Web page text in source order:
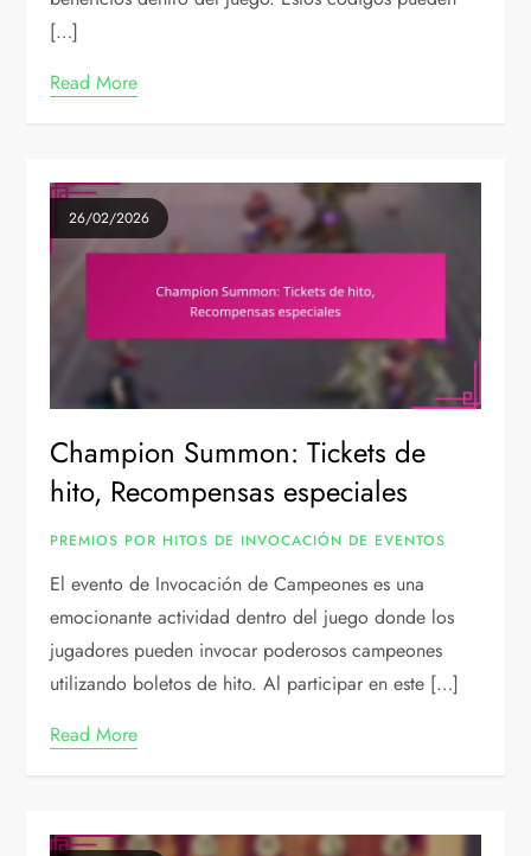
[…]
Read More
26/02/2026
Champion Summon: Tickets de
hito, Recompensas especiales
PREMIOS POR HITOS DE INVOCACIÓN DE EVENTOS
El evento de Invocación de Campeones es una
emocionante actividad dentro del juego donde los
jugadores pueden invocar poderosos campeones
utilizando boletos de hito. Al participar en este […]
Read More